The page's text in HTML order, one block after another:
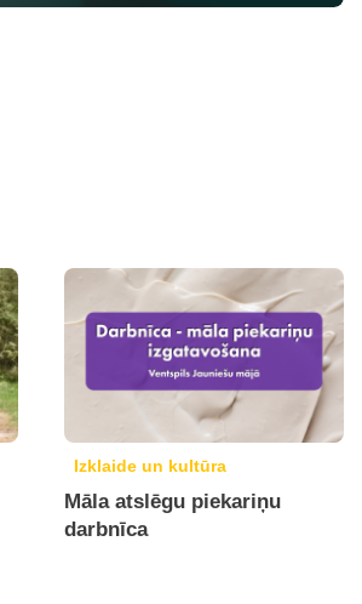
Izklaide un kultūra
Māla atslēgu piekariņu
darbnīca